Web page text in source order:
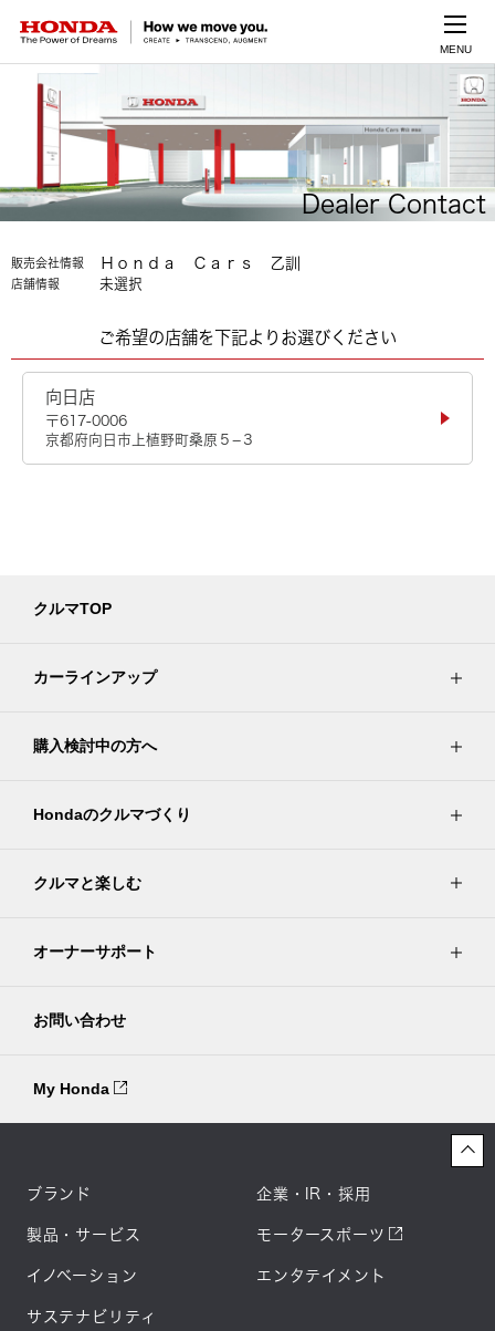
MENU
Dealer Contact
販売会社情報 Ｈｏｎｄａ Ｃａｒｓ 乙訓
店舗情報 未選択
ご希望の店舗を下記よりお選びください
向日店
〒617-0006
京都府向日市上植野町桑原５−３
クルマTOP
カーラインアップ
購入検討中の方へ
Hondaのクルマづくり
クルマと楽しむ
オーナーサポート
お問い合わせ
My Honda
ブランド
製品・サービス
イノベーション
サステナビリティ
企業・IR・採用
モータースポーツ
エンタテイメント